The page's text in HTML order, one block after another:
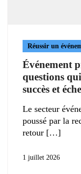
Réussir un
Événement
questions
succès et
Le secteur
poussé par la
retour
1 juillet 2026